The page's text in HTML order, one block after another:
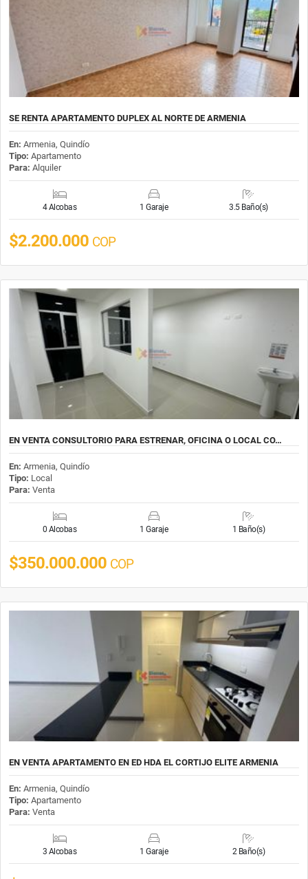
SE RENTA APARTAMENTO DUPLEX AL NORTE DE ARMENIA
En: Armenia, Quindío
Tipo: Apartamento
Para: Alquiler
4 Alcobas 1 Garaje 3.5 Baño(s)
$2.200.000 COP
EN VENTA CONSULTORIO PARA ESTRENAR, OFICINA O LOCAL CO…
En: Armenia, Quindío
Tipo: Local
Para: Venta
0 Alcobas 1 Garaje 1 Baño(s)
$350.000.000 COP
EN VENTA APARTAMENTO EN ED HDA EL CORTIJO ELITE ARMENIA
En: Armenia, Quindío
Tipo: Apartamento
Para: Venta
3 Alcobas 1 Garaje 2 Baño(s)